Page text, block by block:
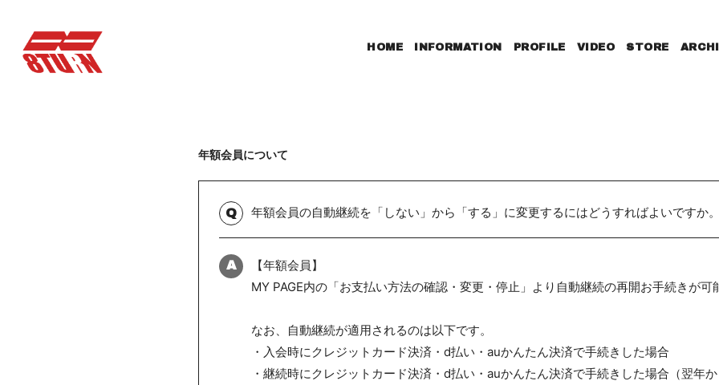
HOME INFORMATION PROFILE VIDEO STORE
年額会員について
Q 年額会員の自動継続を「しない」から「する」に変更するにはどうすればよいですか。
A
【年額会員】
MY PAGE内の「お支払い方法の確認・変更・停止」より自動継続の再開お手続きが可
なお、自動継続が適用されるのは以下です。
・入会時にクレジットカード決済・d払い・auかんたん決済で手続きした場合
・継続時にクレジットカード決済・d払い・auかんたん決済で手続きした場合（翌年か